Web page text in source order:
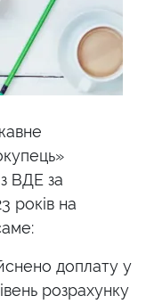
ВДЕ за
років на
доплату у
розрахунку